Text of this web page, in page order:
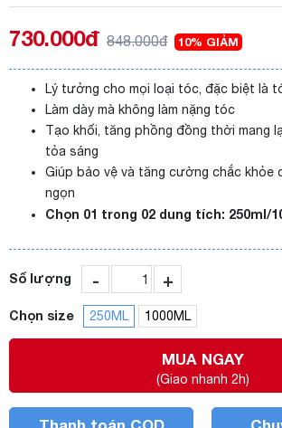
730.000đ 848.000đ 10% GIẢM
Lý tưởng cho mọi loại tóc, đặc biệt là
Làm dày mà không làm nặng tóc
Tạo khối, tăng phồng đồng thời mang
tỏa sáng
Giúp bảo vệ và tăng cường chắc
ngọn
Chọn 01 trong 02 dung tích: 250ml/
Số lượng - +
Chọn size 250ML 1000ML
MUA NGAY
(Giao nhanh 2h)